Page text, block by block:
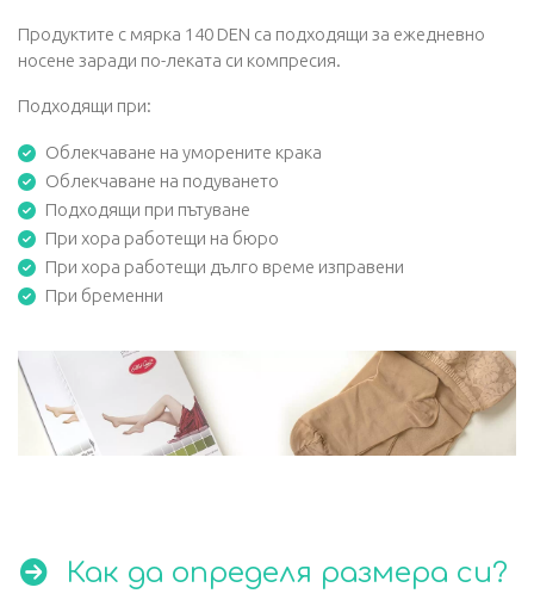
Продуктите с мярка 140 DEN са подходящи за ежедневно
носене заради по-леката си компресия.
Подходящи при:
Облекчаване на уморените крака
Облекчаване на подуването
Подходящи при пътуване
При хора работещи на бюро
При хора работещи дълго време изправени
При бременни
Как да определя размера си?